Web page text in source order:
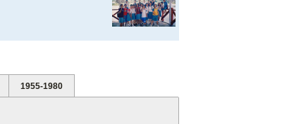
1955-1980